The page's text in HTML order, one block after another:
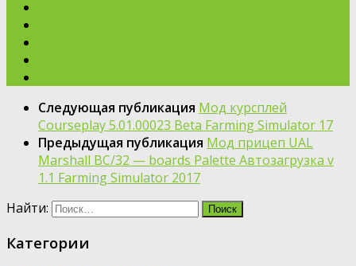
Следующая публикация Мод курсплей
Courseplay 5.01.00023 Beta Farming Simulator 17
Предыдущая публикация Мод прицеп UAL
Marshall BC/32 — boards Palette Автозагрузка v
1.1 Farming Simulator 2017
Найти:
Категории